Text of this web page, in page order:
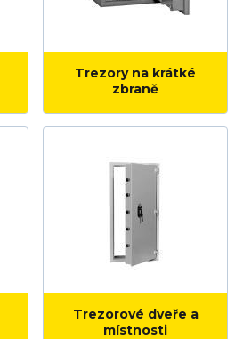
Trezory na krátké
zbraně
Trezorové dveře a
místnosti